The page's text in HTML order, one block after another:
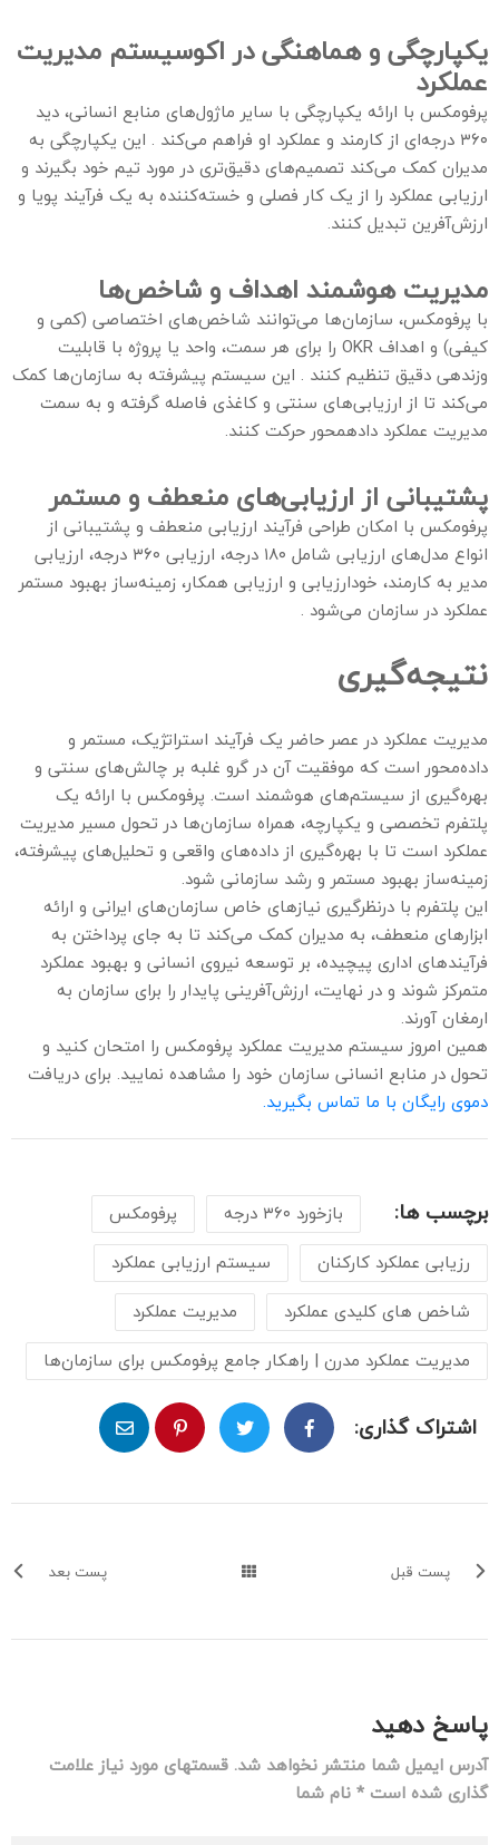
یکپارچگی و هماهنگی در اکوسیستم مدیریت
عملکرد
پرفومکس با ارائه یکپارچگی با سایر ماژول‌های منابع انسانی، دید
۳۶۰ درجه‌ای از کارمند و عملکرد او فراهم می‌کند . این یکپارچگی به
مدیران کمک می‌کند تصمیم‌های دقیق‌تری در مورد تیم خود بگیرند و
ارزیابی عملکرد را از یک کار فصلی و خسته‌کننده به یک فرآیند پویا و
ارزش‌آفرین تبدیل کنند.
مدیریت هوشمند اهداف و شاخص‌ها
با پرفومکس، سازمان‌ها می‌توانند شاخص‌های اختصاصی (کمی و
کیفی) و اهداف OKR را برای هر سمت، واحد یا پروژه با قابلیت
وزندهی دقیق تنظیم کنند . این سیستم پیشرفته به سازمان‌ها کمک
می‌کند تا از ارزیابی‌های سنتی و کاغذی فاصله گرفته و به سمت
مدیریت عملکرد دادهمحور حرکت کنند.
پشتیبانی از ارزیابی‌های منعطف و مستمر
پرفومکس با امکان طراحی فرآیند ارزیابی منعطف و پشتیبانی از
انواع مدل‌های ارزیابی شامل ۱۸۰ درجه، ارزیابی ۳۶۰ درجه، ارزیابی
مدیر به کارمند، خودارزیابی و ارزیابی همکار، زمینه‌ساز بهبود مستمر
عملکرد در سازمان می‌شود .
نتیجه‌گیری
مدیریت عملکرد در عصر حاضر یک فرآیند استراتژیک، مستمر و
داده‌محور است که موفقیت آن در گرو غلبه بر چالش‌های سنتی و
بهره‌گیری از سیستم‌های هوشمند است. پرفومکس با ارائه یک
پلتفرم تخصصی و یکپارچه، همراه سازمان‌ها در تحول مسیر مدیریت
عملکرد است تا با بهره‌گیری از داده‌های واقعی و تحلیل‌های پیشرفته،
زمینه‌ساز بهبود مستمر و رشد سازمانی شود.
این پلتفرم با درنظرگیری نیازهای خاص سازمان‌های ایرانی و ارائه
ابزارهای منعطف، به مدیران کمک می‌کند تا به جای پرداختن به
فرآیندهای اداری پیچیده، بر توسعه نیروی انسانی و بهبود عملکرد
متمرکز شوند و در نهایت، ارزش‌آفرینی پایدار را برای سازمان به
ارمغان آورند.
همین امروز سیستم مدیریت عملکرد پرفومکس را امتحان کنید و
تحول در منابع انسانی سازمان خود را مشاهده نمایید. برای دریافت
دموی رایگان با ما تماس بگیرید.
برچسب ها: بازخورد ۳۶۰ درجه
پرفومکس
رزیابی عملکرد کارکنان
سیستم ارزیابی عملکرد
شاخص های کلیدی عملکرد
مدیریت عملکرد
مدیریت عملکرد مدرن | راهکار جامع پرفومکس برای سازمان‌ها
اشتراک گذاری:
پست قبل پست بعد
پاسخ دهید
آدرس ایمیل شما منتشر نخواهد شد. قسمتهای مورد نیاز علامت
گذاری شده است * نام شما